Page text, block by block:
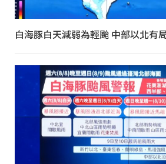
白海豚白天減弱為輕颱 中部以北有